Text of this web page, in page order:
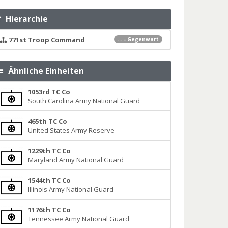
Hierarchie
... - Gegenwart
771st Troop Command
Ähnliche Einheiten
1053rd TC Co
South Carolina Army National Guard
465th TC Co
United States Army Reserve
1229th TC Co
Maryland Army National Guard
1544th TC Co
Illinois Army National Guard
1176th TC Co
Tennessee Army National Guard